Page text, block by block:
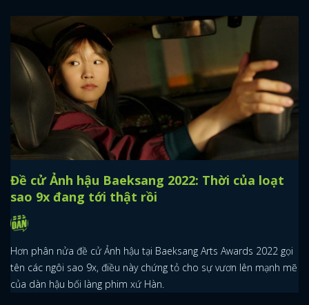
Đề cử Ảnh hậu Baeksang 2022: Thời của loạt
sao 9x đang tới thật rồi
Hơn phân nửa đề cử Ảnh hậu tại Baeksang Arts Awards 2022 gọi
tên các ngôi sao 9x, điều này chứng tỏ cho sự vươn lên mạnh mẽ
của dàn hậu bối làng phim xứ Hàn.